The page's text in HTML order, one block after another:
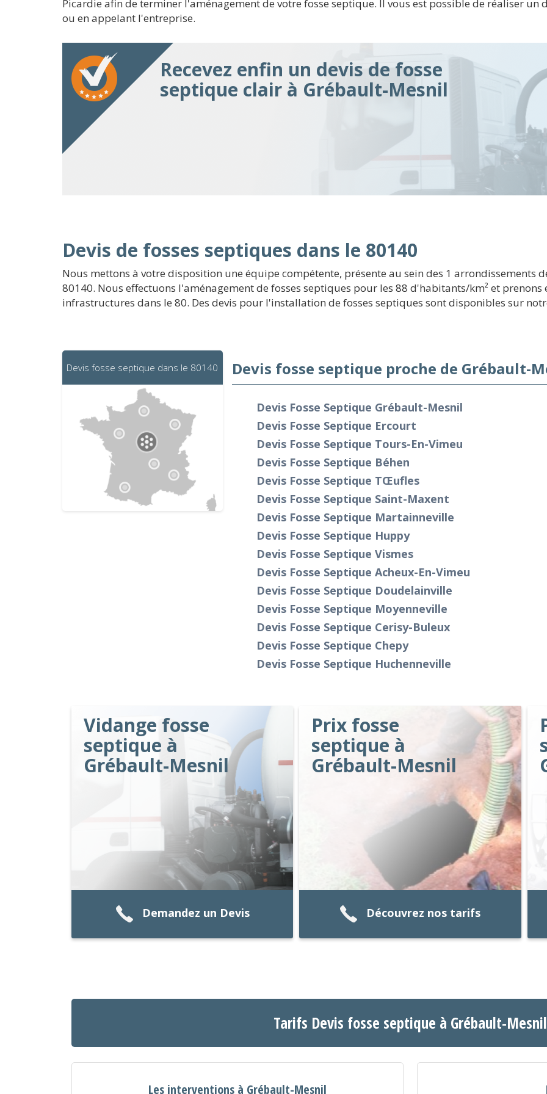
Picardie afin de terminer l'aménagement de votre fosse septique. Il vous est possible de réaliser un
ou en appelant l'entreprise.
Recevez enfin un devis de fosse
septique clair à Grébault-Mesnil
Devis de fosses septiques dans le 80140
Nous mettons à votre disposition une équipe compétente, présente au sein des 1 arrondissements
80140. Nous effectuons l'aménagement de fosses septiques pour les 88 d'habitants/km² et
infrastructures dans le 80. Des devis pour l'installation de fosses septiques sont disponibles sur
Devis fosse septique dans le 80140 Devis fosse septique proche de Grébault-
Devis Fosse Septique Grébault-Mesnil
Devis Fosse Septique Ercourt
Devis Fosse Septique Tours-En-Vimeu
Devis Fosse Septique Béhen
Devis Fosse Septique Tœufles
Devis Fosse Septique Saint-Maxent
Devis Fosse Septique Martainneville
Devis Fosse Septique Huppy
Devis Fosse Septique Vismes
Devis Fosse Septique Acheux-En-Vimeu
Devis Fosse Septique Doudelainville
Devis Fosse Septique Moyenneville
Devis Fosse Septique Cerisy-Buleux
Devis Fosse Septique Chepy
Devis Fosse Septique Huchenneville
Vidange fosse
septique à
Grébault-Mesnil
Demandez un Devis
Prix fosse
septique à
Grébault-Mesnil
Découvrez nos tarifs
Tarifs Devis fosse septique à Grébault-Mesnil
Les interventions à Grébault-Mesnil